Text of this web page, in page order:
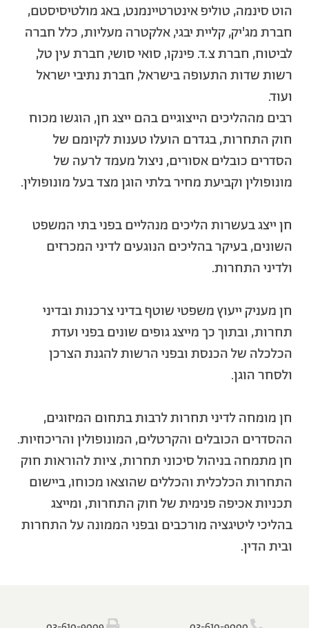
הוט סינמה, טוליפ אינטרטיינמנט, באג מולטיסיסטם,
חברת מג'יק, קליית יבגי, אלקטרה מעליות, כלל חברה
לביטוח, חברת צ.ד. פינקו, סואי סושי, חברת עין טל,
רשות שדות התעופה בישראל, חברת נתיבי ישראל
ועוד.
רבים מההליכים הייצוגיים בהם ייצג חן, הוגשו מכוח
חוק התחרות, בגדרם הועלו טענות לקיומם של
הסדרים כובלים אסורים, ניצול מעמד לרעה של
מונופולין וקביעת מחיר בלתי הוגן מצד בעל מונופולין.
חן ייצג בעשרות הליכים מנהליים בפני בתי המשפט
השונים, בעיקר בהליכים הנוגעים לדיני המכרזים
ולדיני התחרות.
חן מעניק ייעוץ משפטי שוטף בדיני צרכנות ובדיני
תחרות, ובתוך כך מייצג גופים שונים בפני ועדת
הכלכלה של הכנסת ובפני הרשות להגנת הצרכן
ולסחר הוגן.
חן מומחה לדיני תחרות לרבות בתחום המיזוגים,
ההסדרים הכובלים והקרטלים, המונופולין והריכוזיות.
חן מתמחה בניהול סיכוני תחרות, ציות להוראות חוק
התחרות הכלכלית והכללים שהוצאו מכוחו, ביישום
תכניות אכיפה פנימית של חוק התחרות, ומייצג
בהליכי ליטיגציה מורכבים ובפני הממונה על התחרות
ובית הדין.